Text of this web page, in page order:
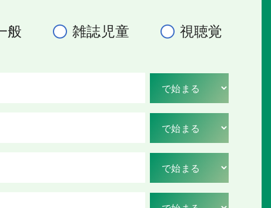
般 雑誌児童
視聴覚